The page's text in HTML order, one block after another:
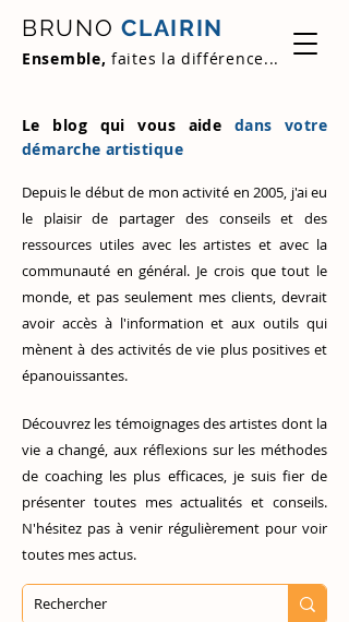
BRUNO CLAIRIN
Ensemble, faites la différence...
Le blog qui vous aide dans votre
démarche artistique
Depuis le début de mon activité en 2005, j'ai eu
le plaisir de partager des conseils et des
ressources utiles avec les artistes et avec la
communauté en général. Je crois que tout le
monde, et pas seulement mes clients, devrait
avoir accès à l'information et aux outils qui
mènent à des activités de vie plus positives et
épanouissantes.
Découvrez les témoignages des artistes dont la
vie a changé, aux réflexions sur les méthodes
de coaching les plus efficaces, je suis fier de
présenter toutes mes actualités et conseils.
N'hésitez pas à venir régulièrement pour voir
toutes mes actus.